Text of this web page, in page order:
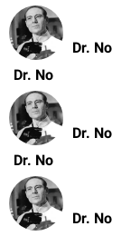
Dr. No
Dr. No
Dr. No
Dr. No
Dr. No